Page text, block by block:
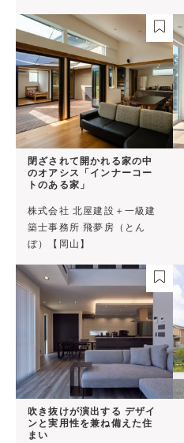
閉ざされて開かれる家の中
のオアシス「インナーコー
トのある家」
株式会社 北屋建設＋一級建
築士事務所 飛夢房（とん
ぼ）【岡山】
吹き抜けが演出する デザイ
ンと実用性を兼ね備えた住
まい